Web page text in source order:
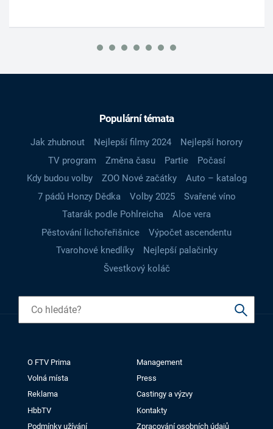
Populární témata
Jak zhubnout Nejlepší filmy 2024
Nejlepší horory
TV program
Změna času Partie
Počasí
Kdy budou volby
ZOO Nové začátky
Auto – katalog
7 pádů Honzy Dědka
Volby 2025
Svařené víno
Tatarák podle Pohlreicha
Aloe vera
Pěstování lichořeřišnice
Výpočet ascendentu
Tvarohové knedlíky
Nejlepší palačinky
Švestkový koláč
O FTV Prima
Management
Volná místa
Press
Reklama
Castingy a výzvy
HbbTV
Kontakty
Podmínky užívání
Zpracování osobních údajů